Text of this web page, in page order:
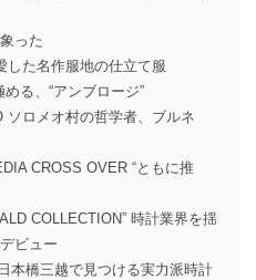
った
した名作服地の仕立て服
る、“アンブロージ”
ロメオ村の哲学者、ブルネ
CROSS OVER “ともに推
COLLECTION” 時計業界を揺
ビュー
本橋三越で見つける実力派時計